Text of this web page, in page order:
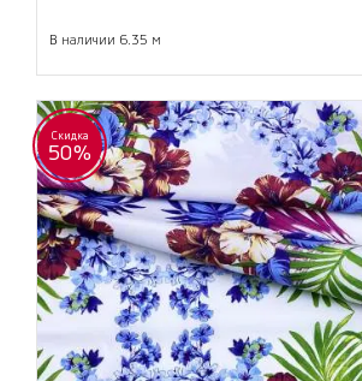
В наличии 6.35 м
Скидка
50%